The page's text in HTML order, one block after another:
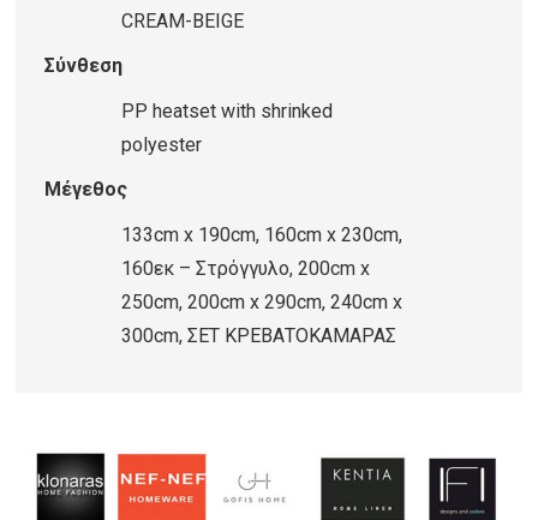
CREAM-BEIGE
Σύνθεση
PP heatset with shrinked
polyester
Μέγεθος
133cm x 190cm, 160cm x 230cm,
160εκ – Στρόγγυλο, 200cm x
250cm, 200cm x 290cm, 240cm x
300cm, ΣΕΤ ΚΡΕΒΑΤΟΚΑΜΑΡΑΣ